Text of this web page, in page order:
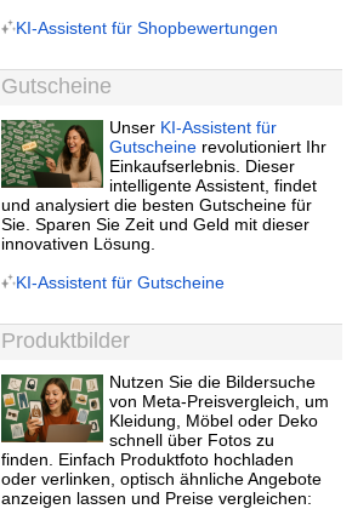
KI-Assistent für Shopbewertungen
Gutscheine
Unser KI-Assistent für
Gutscheine revolutioniert Ihr
Einkaufserlebnis. Dieser
intelligente Assistent, findet
und analysiert die besten Gutscheine für
Sie. Sparen Sie Zeit und Geld mit dieser
innovativen Lösung.
KI-Assistent für Gutscheine
Produktbilder
Nutzen Sie die Bildersuche
von Meta-Preisvergleich, um
Kleidung, Möbel oder Deko
schnell über Fotos zu
finden. Einfach Produktfoto hochladen
oder verlinken, optisch ähnliche Angebote
anzeigen lassen und Preise vergleichen: